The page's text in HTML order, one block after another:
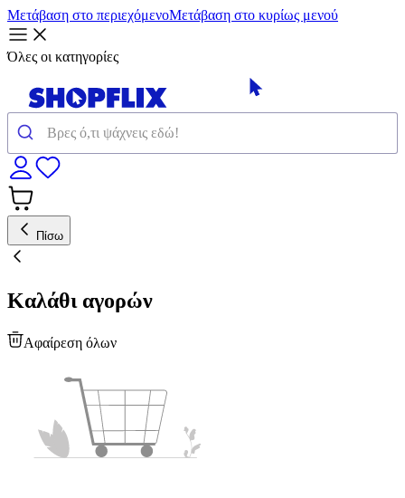
Μετάβαση στο περιεχόμενοΜετάβαση στο κυρίως μενού
Όλες οι κατηγορίες
Πίσω
Καλάθι αγορών
Αφαίρεση όλων